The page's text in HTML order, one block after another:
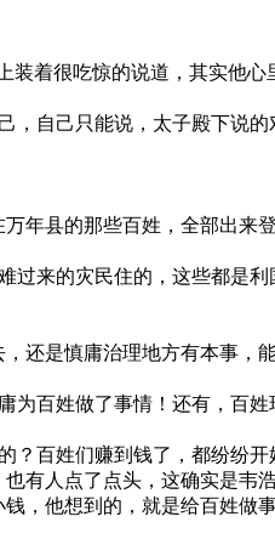
装着很吃惊的说道，其实他心
，自己只能说，太子殿下说
年县的那些百姓，全部出来
过来的灾民住的，这些都是
还是慎庸治理地方有本事，
为百姓做了事情！还有，百
？百姓们赚到钱了，都纷纷
有人点了点头，这确实是韦浩
，他想到的，就是给百姓做